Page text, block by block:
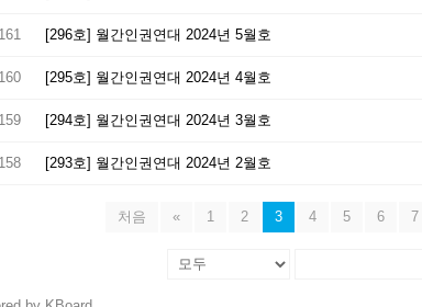
[296호] 월간인권연대 2024년 5월호
[295호] 월간인권연대 2024년 4월호
[294호] 월간인권연대 2024년 3월호
[293호] 월간인권연대 2024년 2월호
처음 « 1 2 3 4 5 6 7